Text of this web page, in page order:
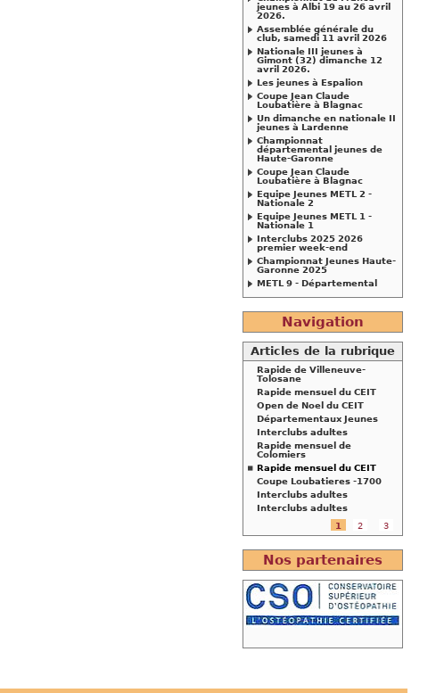
jeunes à Albi 19 au 26 avril
2026.
Assemblée générale du
club, samedi 11 avril 2026
Nationale III jeunes à
Gimont (32) dimanche 12
avril 2026.
Les jeunes à Espalion
Coupe Jean Claude
Loubatière à Blagnac
Un dimanche en nationale II
jeunes à Lardenne
Championnat
départemental jeunes de
Haute-Garonne
Coupe Jean Claude
Loubatière à Blagnac
Equipe Jeunes METL 2 -
Nationale 2
Equipe Jeunes METL 1 -
Nationale 1
Interclubs 2025 2026
premier week-end
Championnat Jeunes Haute-
Garonne 2025
METL 9 - Départemental
Navigation
Articles de la rubrique
Rapide de Villeneuve-
Tolosane
Rapide mensuel du CEIT
Open de Noel du CEIT
Départementaux Jeunes
Interclubs adultes
Rapide mensuel de
Colomiers
Rapide mensuel du CEIT
Coupe Loubatieres -1700
Interclubs adultes
Interclubs adultes
1
2 3
Nos partenaires